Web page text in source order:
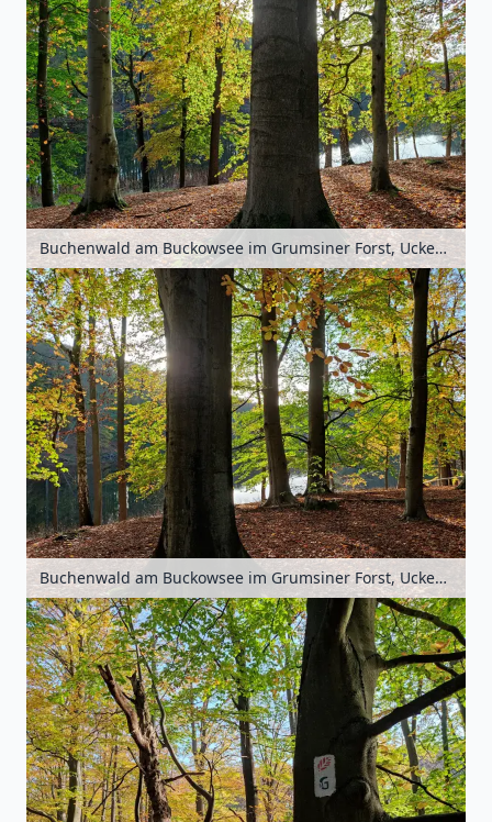
Buchenwald am Buckowsee im Grumsiner Forst, Uckermark, Brandenburg, Deutschland
Buchenwald am Buckowsee im Grumsiner Forst, Uckermark, Brandenburg, Deutschland